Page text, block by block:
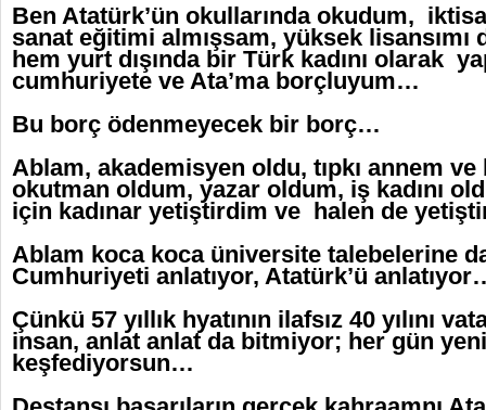
Ben Atatürk’ün okullarında okudum,
sanat eğitimi almışsam, yüksek lisansımı
hem yurt dışında bir Türk kadını olarak
cumhuriyete ve Ata’ma borçluyum…
Bu borç ödenmeyecek bir borç…
Ablam, akademisyen oldu, tıpkı annem
okutman oldum, yazar oldum, iş kadını
için kadınar yetiştirdim ve halen de
Ablam koca koca üniversite talebelerine
Cumhuriyeti anlatıyor, Atatürk’ü
Çünkü 57 yıllık hyatının ilafsız 40 yılını
insan, anlat anlat da bitmiyor; her gün
keşfediyorsun…